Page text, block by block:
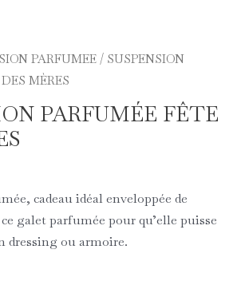
PARFUMEE / SUSPENSION
MÈRES
PARFUMÉE FÊTE
cadeau idéal enveloppée de
galet parfumée pour qu’elle puisse
dressing ou armoire.